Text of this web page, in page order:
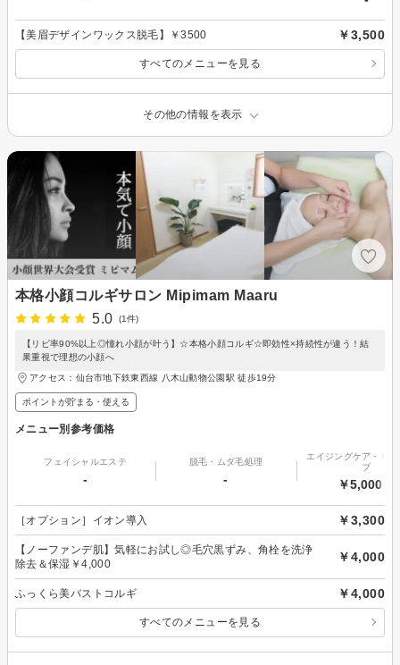
【美眉デザインワックス脱毛】￥3500 ￥3,500
すべてのメニューを見る
その他の情報を表示
本格小顔コルギサロン Mipimam Maaru
5.0
(1件)
【リピ率90%以上◎憧れ小顔が叶う】☆本格小顔コルギ☆即効性×持続性が違う！結
果重視で理想の小顔へ
アクセス：仙台市地下鉄東西線 八木山動物公園駅 徒歩19分
ポイントが貯まる・使える
メニュー別参考価格
フェイシャルエステ
-
脱毛・ムダ毛処理
-
エイジングケア・リ
プ
￥5,000～
［オプション］イオン導入 ￥3,300
【ノーファンデ肌】気軽にお試し◎毛穴黒ずみ、角栓を洗浄
除去＆保湿￥4,000
￥4,000
ふっくら美バストコルギ ￥4,000
すべてのメニューを見る